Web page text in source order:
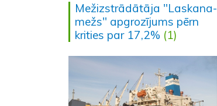
Mežizstrādātāja "Laskana-
mežs" apgrozījums pērn
krities par 17,2% (1)